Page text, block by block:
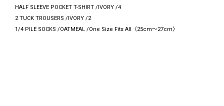
HALF SLEEVE POCKET T-SHIRT /IVORY /4
2 TUCK TROUSERS /IVORY /2
1/4 PILE SOCKS /OATMEAL /One Size Fits All〈25cm～27cm〉